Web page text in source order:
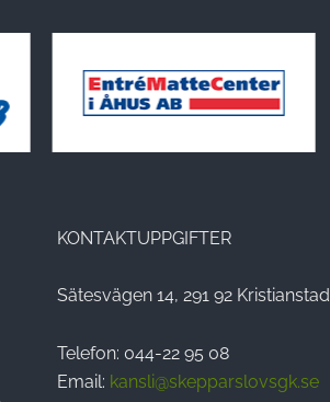
KONTAKTUPPGIFTER
Sätesvägen 14, 291 92 Kristianstad
Telefon: 044-22 95 08
Email: kansli@skepparslovsgk.se